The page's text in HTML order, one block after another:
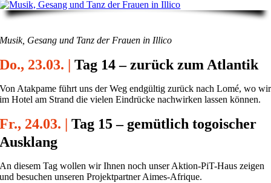
Musik, Gesang und Tanz der Frauen in Illico
Do., 23.03. | Tag 14 – zurück zum Atlantik
Von Atakpame führt uns der Weg endgültig zurück nach Lomé, wo wir
im Hotel am Strand die vielen Eindrücke nachwirken lassen können.
Fr., 24.03. |
Tag 15 – gemütlich togoischer
Ausklang
An diesem Tag wollen wir Ihnen noch unser Aktion-PiT-Haus zeigen
und besuchen unseren Projektpartner Aimes-Afrique.